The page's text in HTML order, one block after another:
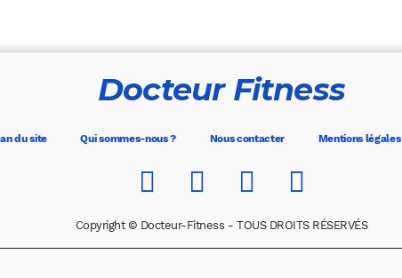
Docteur Fitness
du site Qui sommes-nous ? Nous contacter Mentions légales
Copyright © Docteur-Fitness - TOUS DROITS RÉSERVÉS